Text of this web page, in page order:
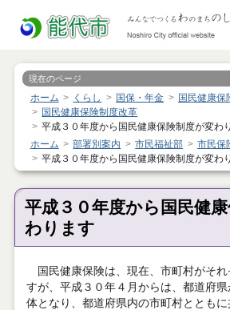
現在のページ
ホーム くらし 国保・年金
国民健康保
国民健康保険制度改革
平成３０年度から国民健康保険制度が変わ
ホーム
部署別案内 市民福祉部 市民保
平成３０年度から国民健康保険制度が変わ
平成３０年度から国民健
わります
国民健康保険は、現在、市町村がそれ
すが、平成３０年４月からは、都道府
体となり、都道府県内の市町村ととも